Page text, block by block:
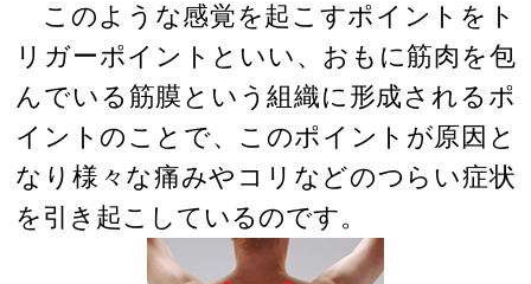
このような感覚を起こすポイントをト
リガーポイントといい、おもに筋肉を包
んでいる筋膜という組織に形成されるポ
イントのことで、このポイントが原因と
なり様々な痛みやコリなどのつらい症状
を引き起こしているのです。